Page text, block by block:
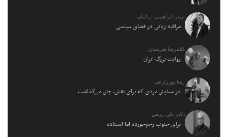
ابوذر ابراهیمی ترکمان:
مراقبه زبانی در فضای سیاسی
غلامرضا ظریفیان:
روایت بزرگ ایران
رضا پورزارعی:
در ستایش مردی که برای نقش، جان می‌گذاشت
دکتر علی ربیعی:
برای جنوبِ زخم‌خورده اما ایستاده